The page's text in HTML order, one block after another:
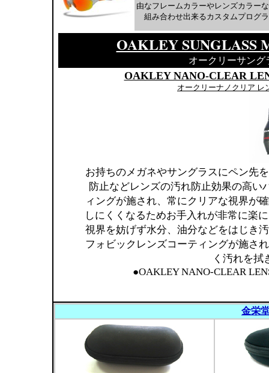
由なフレームカラーやレンズカラー
組み合わせ出来るカスタムプログ
OAKLEY SUNGLASS
オークリーサン
OAKLEY NANO-CLEAR
オークリーナノクリア
お持ちのメガネやサングラスにペン先
防止などレンズの汚れ防止効果の高
ィングが施され、常にクリアな視界が
しにくくなるためお手入れが非常に楽
視界を妨げず水分、油分などをはじき
フォビックレンズコーティングが施さ
く汚れを拭
●OAKLEY NANO-CLEAR
金栄